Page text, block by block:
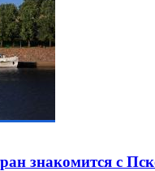
знакомится с